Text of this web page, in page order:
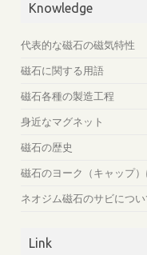
Knowledge
代表的な磁石の磁気特性
磁石に関する用語
磁石各種の製造工程
身近なマグネット
磁石の歴史
磁石のヨーク（キャップ
ネオジム磁石のサビについ
Link